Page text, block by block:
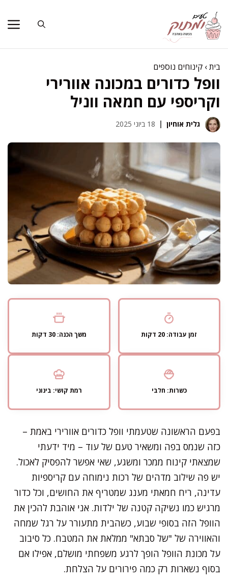
לתוכן
בית› קינוחים נוספים
וופל כדורים במכונה אוורירי
וקריספי עם חמאה ווניל
גלית אוחיון 18 ביוני 2025
זמן עבודה: 20 דקות משך הכנה: 30 דקות
כשרות: חלבי רמת קושי: בינוני
בפעם הראשונה שטעמתי וופל כדורים אוורירי באמת –
כזה שנמס בפה ומשאיר טעם של עוד – מיד ידעתי
שמצאתי קינוח ממכר ומשגע, שאי אפשר להפסיק לאכול.
יש פה שילוב מדהים של רכות נימוחה עם קריספיות
עדינה, ריח חמאתי מענג שמטריף את החושים, וכל כדור
מרגיש כמו נשיקה קטנה של ילדות. אני אוהבת להכין את
הוופל הזה בסופי שבוע, כשהבית מתעורר על רגל שמחה
והאווירה של "של סבתא" ממלאת את המטבח. כל סיבוב
על מכונת הוופל הופך לרגע משפחתי מושלם, אפילו אם
בסוף נשארות רק כמה פירורים על הצלחת.